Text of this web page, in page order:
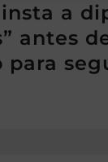
a
antes
para